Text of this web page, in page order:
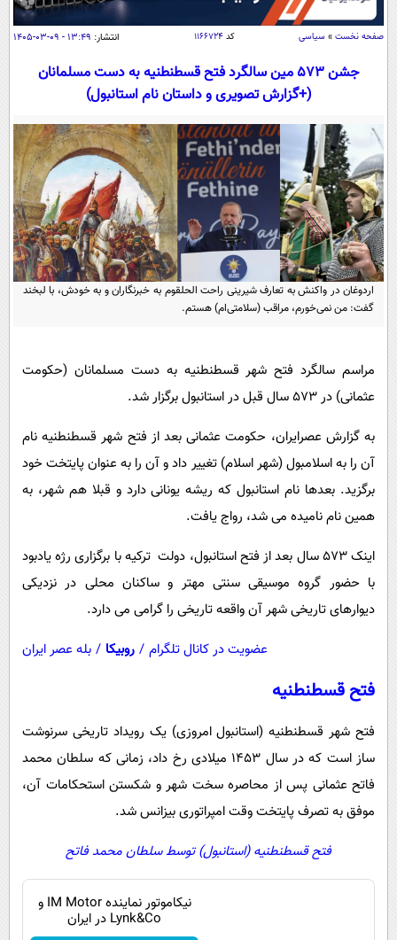
اقتصاد
اقتصادی
خودرو
جامعه
اجتماعی
حوادث
سلامت
یک برش دانایی
محیط زیست
سفر و تفریح
ورزشی
بین الملل
سیاست خارجی
فرهنگ و هنر
علم و دانش
فناوری و It
علمی
اخبار کریپتو
قرآن
گوناگون
باشگاه مغز
فیلم
اقتصاد
سیاست
سرگرمی
فناوری
گوناگون
فرهنگی
سیاست خارجی
عصر ایران 2
داستان کوتاه
پیامک
روانشناسی
آشپزی
دانلود
صفحه نخست » سیاسی کد۱۱۶۶۷۲۴ انتشار: ۱۳:۴۹ - ۰۹-۰۳-۱۴۰۵
جشن 573 مین سالگرد فتح قسطنطنیه به دست مسلمانان
(+گزارش تصویری و داستان نام استانبول)
اردوغان در واکنش به تعارف شیرینی راحت الحلقوم به خبرنگاران و به خودش، با لبخند
گفت: من نمی‌خورم، مراقب (سلامتی‌ام) هستم.
مراسم سالگرد فتح شهر قسطنطنیه به دست مسلمانان (حکومت
عثمانی) در 573 سال قبل در استانبول برگزار شد.
به گزارش عصرایران، حکومت عثمانی بعد از فتح شهر قسطنطنیه نام
آن را به اسلامبول (شهر اسلام) تغییر داد و آن را به عنوان پایتخت خود
برگزید. بعدها نام استانبول که ریشه یونانی دارد و قبلا هم شهر، به
همین نام نامیده می شد، رواج یافت.
اینک 573 سال بعد از فتح استانبول، دولت ترکیه با برگزاری رژه یادبود
با حضور گروه موسیقی سنتی مهتر و ساکنان محلی در نزدیکی
دیوارهای تاریخی شهر آن واقعه تاریخی را گرامی می دارد.
عضویت در کانال تلگرام / روبیکا / بله عصر ایران
فتح قسطنطنیه
فتح شهر قسطنطنیه (استانبول امروزی) یک رویداد تاریخی سرنوشت
ساز است که در سال 1453 میلادی رخ داد، زمانی که سلطان محمد
فاتح عثمانی پس از محاصره‌ سخت شهر و شکستن استحکامات آن،
موفق به تصرف پایتخت وقت امپراتوری بیزانس شد.
فتح قسطنطنیه (استانبول) توسط سلطان محمد فاتح
نیکاموتور نماینده IM Motor و
Lynk&Co در ایران